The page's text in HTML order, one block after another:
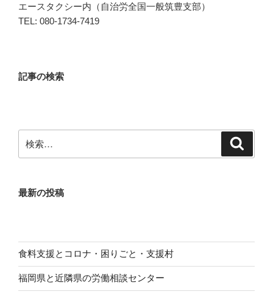
エースタクシー内（自治労全国一般筑豊支部）
TEL: 080-1734-7419
記事の検索
索:
最新の投稿
食料支援とコロナ・困りごと・支援村
福岡県と近隣県の労働相談センター